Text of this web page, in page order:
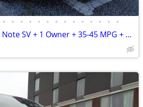
• • • • • • • • • • • • • •
2016 Nissan Versa Note SV + 1 Owner + 35-45 MPG + 79,000 Miles